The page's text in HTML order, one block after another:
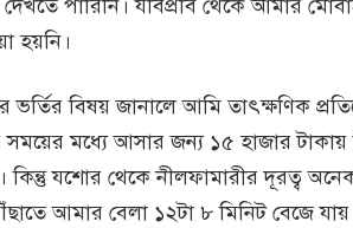
পারিনি। যবিপ্রবি থেকে আমার
হয়নি।
বিষয় জানালে আমি তাৎক্ষণিক
সময়ের মধ্যে আসার জন্য ১৫ হাজার টাকায়
কিন্তু যশোর থেকে নীলফামারীর দূরত্ব
আমার বেলা ১২টা ৮ মিনিট বেজে